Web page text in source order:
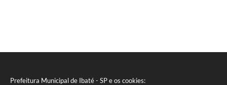
Prefeitura Municipal de Ibaté - SP e os cookies: